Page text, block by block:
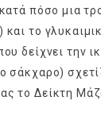
πόσο μια
το
δείχνει την
σάκχαρο)
το Δείκτη